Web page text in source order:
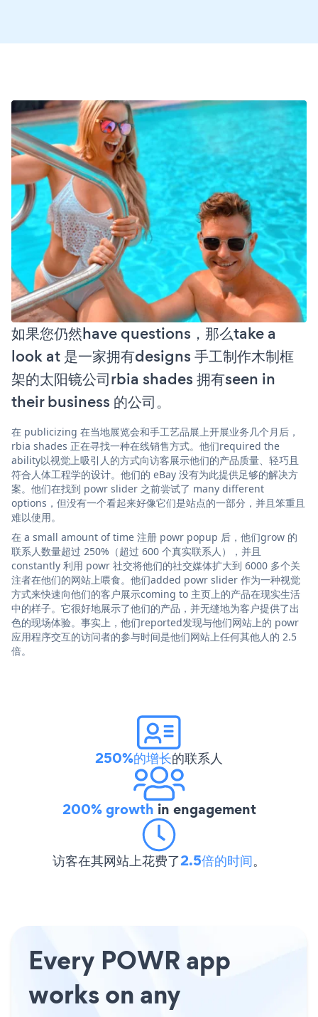
如果您仍然have questions，那么take a
look at 是一家拥有designs 手工制作木制框
架的太阳镜公司rbia shades 拥有seen in
their business 的公司。
在 publicizing 在当地展览会和手工艺品展上开展业务几个月后，
rbia shades 正在寻找一种在线销售方式。他们required the
ability以视觉上吸引人的方式向访客展示他们的产品质量、轻巧且
符合人体工程学的设计。他们的 eBay 没有为此提供足够的解决方
案。他们在找到 powr slider 之前尝试了 many different
options，但没有一个看起来好像它们是站点的一部分，并且笨重且
难以使用。
在 a small amount of time 注册 powr popup 后，他们grow 的
联系人数量超过 250%（超过 600 个真实联系人），并且
constantly 利用 powr 社交将他们的社交媒体扩大到 6000 多个关
注者在他们的网站上喂食。他们added powr slider 作为一种视觉
方式来快速向他们的客户展示coming to 主页上的产品在现实生活
中的样子。它很好地展示了他们的产品，并无缝地为客户提供了出
色的现场体验。事实上，他们reported发现与他们网站上的 powr
应用程序交互的访问者的参与时间是他们网站上任何其他人的 2.5
倍。
250%的增长的联系人
200% growth in engagement
访客在其网站上花费了2.5倍的时间。
Every POWR app
works on any